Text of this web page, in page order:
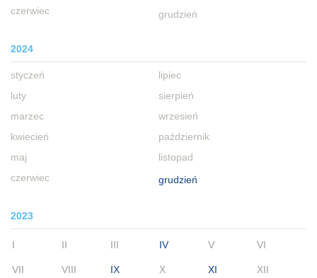
czerwiec
grudzień
2024
styczeń
luty
marzec
kwiecień
maj
czerwiec
lipiec
sierpień
wrzesień
październik
listopad
grudzień
2023
I II III IV V VI
VII VIII IX X XI XII